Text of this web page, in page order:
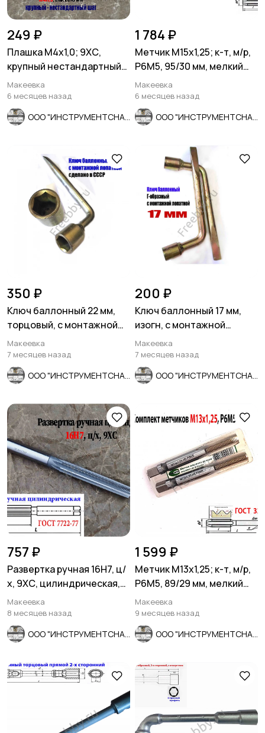
249 ₽
Плашка М4х1,0; 9ХС,
крупный нестандартный
шаг, 20/5 мм.
Макеевка
6 месяцев назад
1 784 ₽
Метчик М15х1,25; к-т, м/р,
Р6М5, 95/30 мм, мелкий
шаг, ГОСТ 3266-81.
Макеевка
6 месяцев назад
350 ₽
Ключ баллонный 22 мм,
торцовый, с монтажной
лопаткой, оцинков, СССР.
Макеевка
7 месяцев назад
200 ₽
Ключ баллонный 17 мм,
изогн, с монтажной
лопаткой, оцинкованный,
СССР.
Макеевка
7 месяцев назад
757 ₽
Развертка ручная 16Н7, ц/
х, 9ХС, цилиндрическая,
175/87 мм, 2360-0142.
Макеевка
8 месяцев назад
1 599 ₽
Метчик М13х1,25; к-т, м/р,
Р6М5, 89/29 мм, мелкий
шаг, ГОСТ 3266-81
Макеевка
9 месяцев назад